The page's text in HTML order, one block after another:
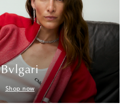
Bvlgari
Shop now